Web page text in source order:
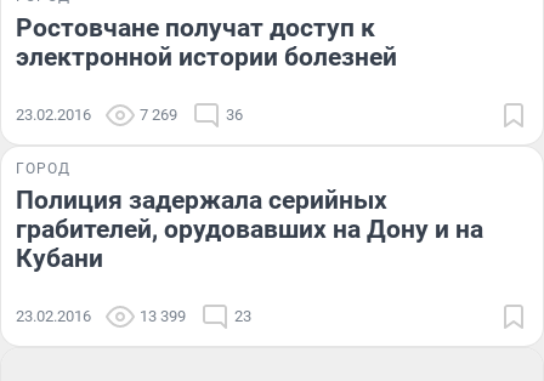
Ростовчане получат доступ к
электронной истории болезней
23.02.2016 7 269 36
ГОРОД
Полиция задержала серийных
грабителей, орудовавших на Дону и на
Кубани
23.02.2016 13 399 23